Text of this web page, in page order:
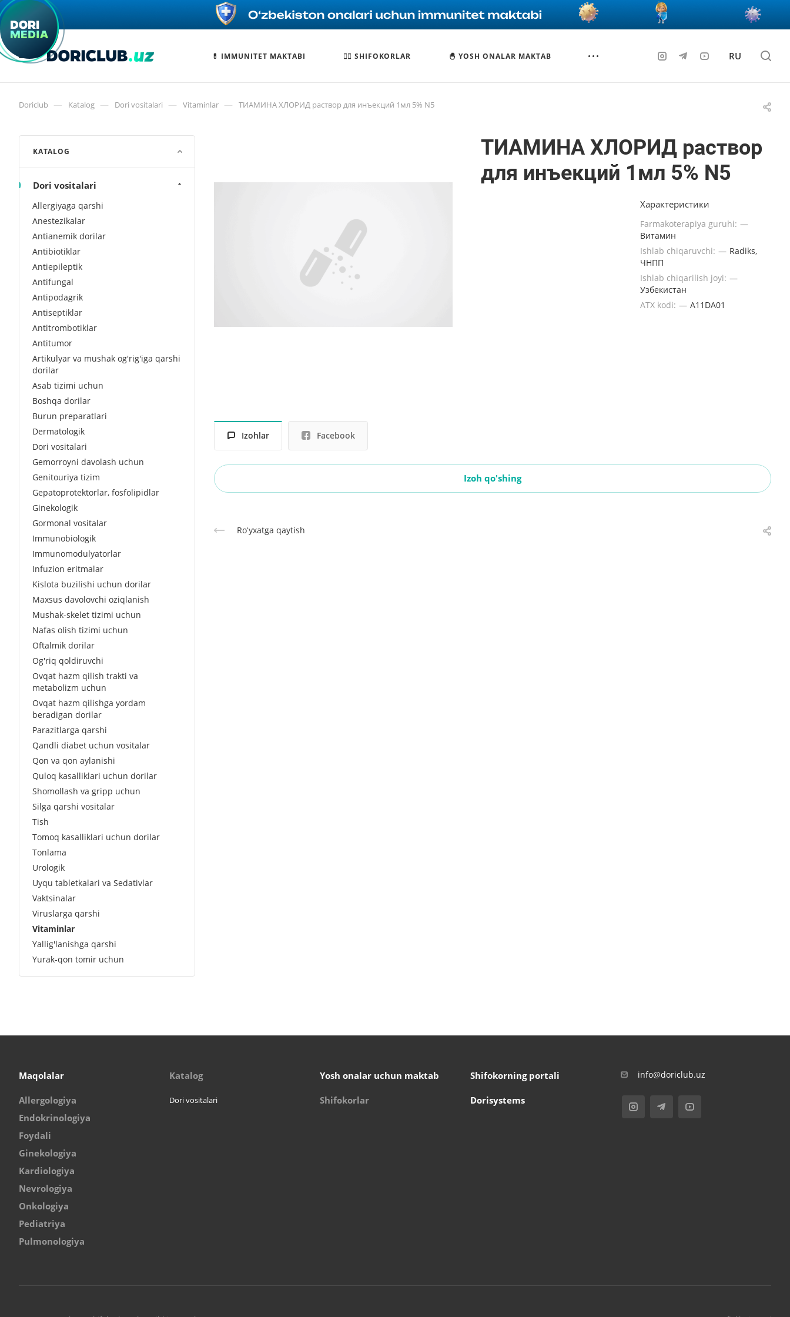
💊 IMMUNITET MAKTABI 🧑‍⚕️ SHIFOKORLAR 🐣 YOSH ONALAR MAKTAB RU
Doriclub — Katalog — Dori vositalari — Vitaminlar — ТИАМИНА ХЛОРИД раствор для инъекций 1мл 5% N5
ТИАМИНА ХЛОРИД раствор
для инъекций 1мл 5% N5
Характеристики
Farmakoterapiya guruhi: —
Витамин
Ishlab chiqaruvchi: — Radiks,
ЧНПП
Ishlab chiqarilish joyi: —
Узбекистан
ATX kodi: — A11DA01
Izohlar Facebook
Izoh qo'shing
Roʻyxatga qaytish
KATALOG
Dori vositalari
Allergiyaga qarshi
Anestezikalar
Antianemik dorilar
Antibiotiklar
Antiepileptik
Antifungal
Antipodagrik
Antiseptiklar
Antitrombotiklar
Antitumor
Artikulyar va mushak og'rig'iga qarshi
dorilar
Asab tizimi uchun
Boshqa dorilar
Burun preparatlari
Dermatologik
Dori vositalari
Gemorroyni davolash uchun
Genitouriya tizim
Gepatoprotektorlar, fosfolipidlar
Ginekologik
Gormonal vositalar
Immunobiologik
Immunomodulyatorlar
Infuzion eritmalar
Kislota buzilishi uchun dorilar
Maxsus davolovchi oziqlanish
Mushak-skelet tizimi uchun
Nafas olish tizimi uchun
Oftalmik dorilar
Og'riq qoldiruvchi
Ovqat hazm qilish trakti va
metabolizm uchun
Ovqat hazm qilishga yordam
beradigan dorilar
Parazitlarga qarshi
Qandli diabet uchun vositalar
Qon va qon aylanishi
Quloq kasalliklari uchun dorilar
Shomollash va gripp uchun
Silga qarshi vositalar
Tish
Tomoq kasalliklari uchun dorilar
Tonlama
Urologik
Uyqu tabletkalari va Sedativlar
Vaktsinalar
Viruslarga qarshi
Vitaminlar
Yallig'lanishga qarshi
Yurak-qon tomir uchun
Maqolalar
Allergologiya
Endokrinologiya
Foydali
Ginekologiya
Kardiologiya
Nevrologiya
Onkologiya
Pediatriya
Pulmonologiya
Katalog
Dori vositalari
Yosh onalar uchun maktab
Shifokorlar
Shifokorning portali
Dorisystems
info@doriclub.uz